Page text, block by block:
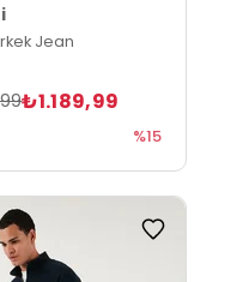
Jean
₺1.189,99
%15